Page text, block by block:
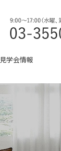
見学会情報